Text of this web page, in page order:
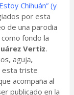
Chihuán” (y
por esta
de una parodia
fondo la
Vertiz.
aguja,
esta triste
acompaña al
publicado en la